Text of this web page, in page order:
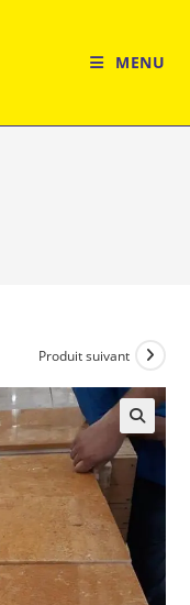
MENU
Produit suivant